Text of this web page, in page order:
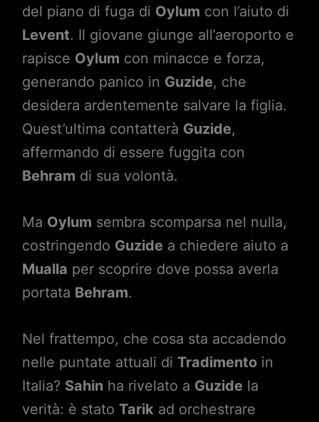
del piano di fuga di Oylum con l’aiuto di
Levent. Il giovane giunge all’aeroporto e
rapisce Oylum con minacce e forza,
generando panico in Guzide, che
desidera ardentemente salvare la figlia.
Quest’ultima contatterà Guzide,
affermando di essere fuggita con
Behram di sua volontà.
Ma Oylum sembra scomparsa nel nulla,
costringendo Guzide a chiedere aiuto a
Mualla per scoprire dove possa averla
portata Behram.
Nel frattempo, che cosa sta accadendo
nelle puntate attuali di Tradimentoin
Italia? Sahinha rivelato a Guzide la
verità: è stato Tarikad orchestrare